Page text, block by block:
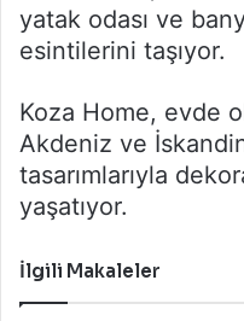
yatak odası ve
esintilerini taşıyor.
Koza Home, evde
Akdeniz ve
tasarımlarıyla
yaşatıyor.
İlgili Makaleler